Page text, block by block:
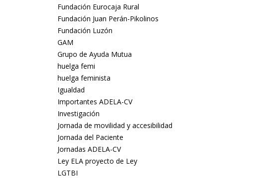
Fundación Eurocaja Rural
Fundación Juan Perán-Pikolinos
Fundación Luzón
GAM
Grupo de Ayuda Mutua
huelga femi
huelga feminista
Igualdad
Importantes ADELA-CV
Investigación
Jornada de movilidad y accesibilidad
Jornada del Paciente
Jornadas ADELA-CV
Ley ELA proyecto de Ley
LGTBI